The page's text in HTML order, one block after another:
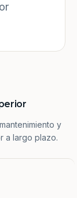
y
a largo plazo.